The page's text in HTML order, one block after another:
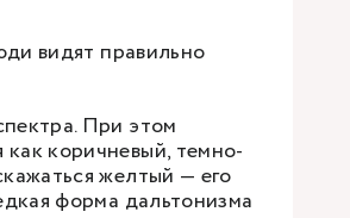
видят правильно
При этом
коричневый, темно-
желтый — его
форма дальтонизма